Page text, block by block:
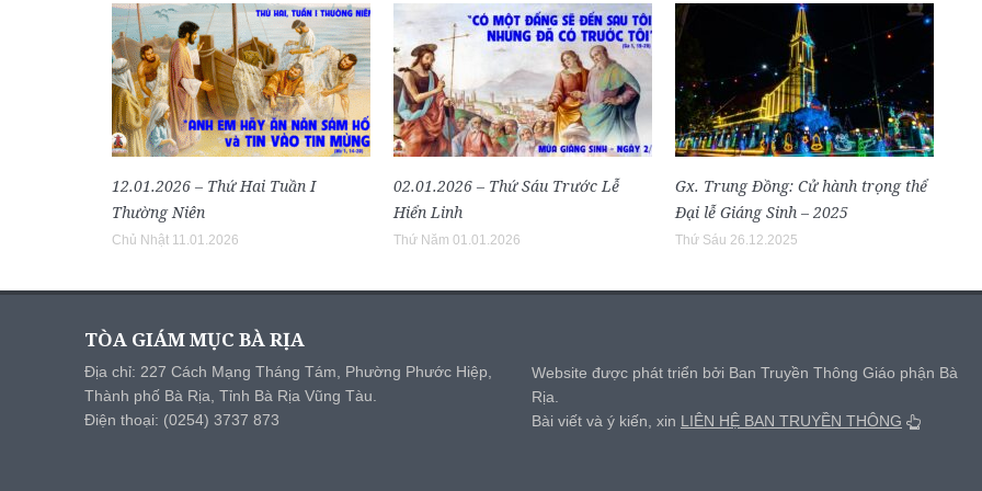
12.01.2026 – Thứ Hai Tuần I
Thường Niên
Chủ Nhật 11.01.2026
02.01.2026 – Thứ Sáu Trước Lễ
Hiển Linh
Thứ Năm 01.01.2026
Gx. Trung Đồng: Cử hành trọng thể
Đại lễ Giáng Sinh – 2025
Thứ Sáu 26.12.2025
TÒA GIÁM MỤC BÀ RỊA
Địa chỉ: 227 Cách Mạng Tháng Tám, Phường Phước Hiệp,
Thành phố Bà Rịa, Tỉnh Bà Rịa Vũng Tàu.
Điện thoại: (0254) 3737 873
Website được phát triển bởi Ban Truyền Thông Giáo phận Bà
Rịa.
Bài viết và ý kiến, xin LIÊN HỆ BAN TRUYỀN THÔNG